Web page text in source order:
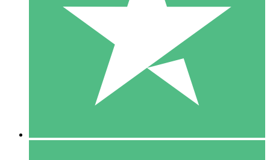
Pague conforme o uso com créditos de download. Sem
1000